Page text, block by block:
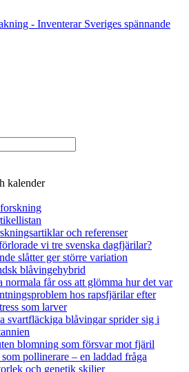
kalender
och referenser
vi tre svenska dagfjärilar?
slåtter ger större variation
blåvingehybrid
normala får oss att glömma hur det var
hos rapsfjärilar efter
som larver
svartfläckiga blåvingar sprider sig i
blomning som försvar mot fjäril
pollinerare – en laddad fråga
och genetik skiljer